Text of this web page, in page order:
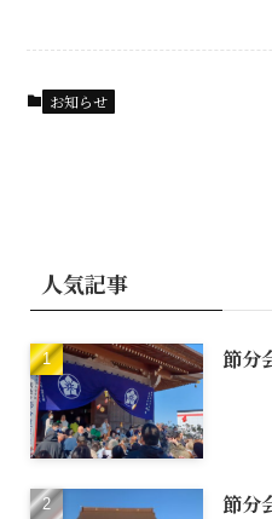
お知らせ
人気記事
節分
節分